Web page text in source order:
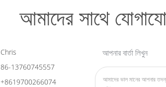
আমাদের সাথে
Chris
86-13760745557
+8619700266074
আপনার বার্তা লিখুন